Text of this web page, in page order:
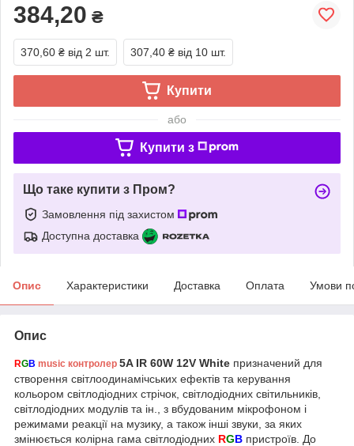
384,20 ₴
370,60 ₴ від 2 шт. 307,40 ₴ від 10 шт.
Купити
або
Купити з
Що таке купити з Пром?
Замовлення під захистом
Доступна доставка
Опис Характеристики Доставка Оплата Умови
Опис
RGB music контролер 5A IR 60W 12V White призначений для
створення світлоодинамічських ефектів та керування
кольором світлодіодних стрічок, світлодіодних світильників,
світлодіодних модулів та ін., з вбудованим мікрофоном і
режимами реакції на музику, а також інші звуки, за яких
змінюється колірна гама світлодіодних RGB пристроїв . До